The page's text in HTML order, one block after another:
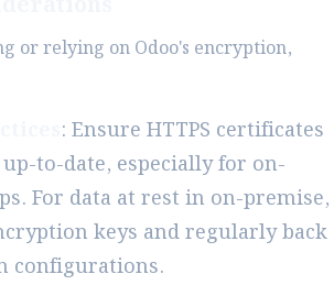
or relying on Odoo's encryption,
: Ensure HTTPS certificates
to-date, especially for on-
For data at rest in on-premise,
keys and regularly back
configurations.